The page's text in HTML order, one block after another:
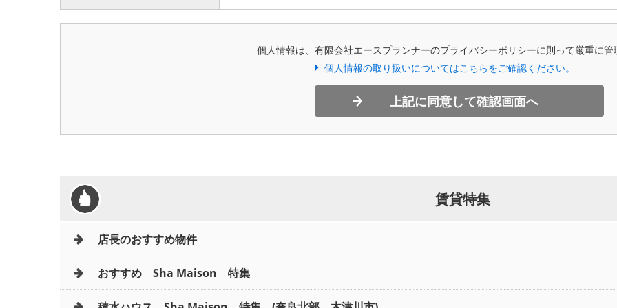
個人情報は、有限会社エースプランナーのプライバシーポリシーに則って厳重に管
個人情報の取り扱いについてはこちらをご確認ください。
上記に同意して確認画面へ
賃貸特集
店長のおすすめ物件
おすすめ Sha Maison 特集